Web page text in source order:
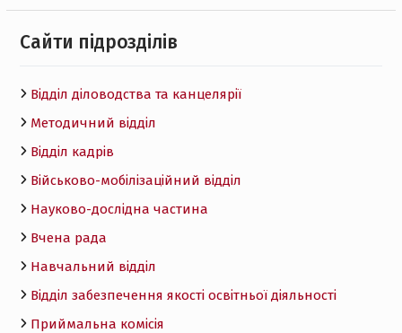
Cайти підрозділів
Відділ діловодства та канцелярії
Методичний відділ
Відділ кадрів
Військово-мобілізаційний відділ
Науково-дослідна частина
Вчена рада
Навчальний відділ
Відділ забезпечення якості освітньої діяльності
Приймальна комісія